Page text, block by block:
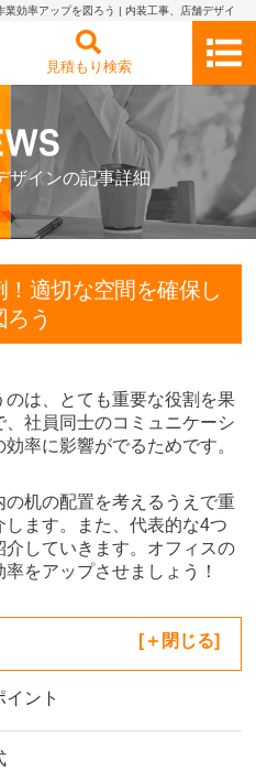
効率アップを図ろう | 内装工事、店舗デザイ
見積もり検索
ザインの記事詳細
適切な空間を確保し
う
は、とても重要な役割を果
社員同士のコミュニケーシ
率に影響がでるためです。
机の配置を考えるうえで重
ます。また、代表的な4つ
していきます。オフィスの
をアップさせましょう！
[ 閉じる]
ント